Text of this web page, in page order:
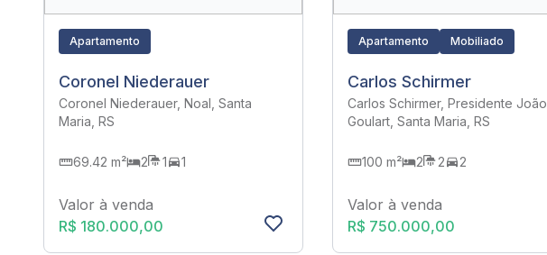
Apartamento
Coronel Niederauer
Coronel Niederauer, Noal, Santa
Maria, RS
69.42 m² 2 1 1
Valor à venda
R$ 180.000,00
Apartamento Mobiliado
Carlos Schirmer
Carlos Schirmer, Presidente João
Goulart, Santa Maria, RS
100 m² 2 2 2
Valor à venda
R$ 750.000,00